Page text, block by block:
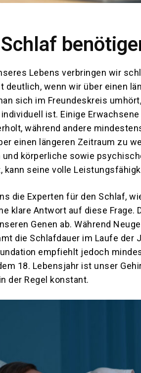
Lebens verbringen wir
deutlich, wenn wir über einen
sich im Freundeskreis
ist. Einige
während andere
einen längeren Zeitraum zu
und körperliche sowie
kann seine volle
die Experten für den Schlaf,
klare Antwort auf diese Frage.
Genen ab. Während
die Schlafdauer im Laufe der
empfiehlt jedoch
18. Lebensjahr ist unser
der Regel konstant.